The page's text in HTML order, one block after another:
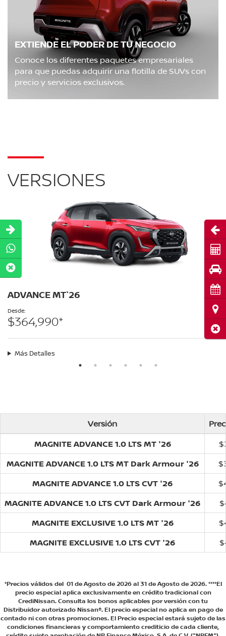
EXTIENDE EL PODER DE TU NEGOCIO
Conoce los diferentes paquetes empresariales
para que puedas adquirir una flotilla de SUVs con
precio y servicios exclusivos.
VERSIONES
ADVANCE MT`26
Desde:
$364,990*
Más Detalles
Versión
MAGNITE ADVANCE 1.0 LTS MT '26
MAGNITE ADVANCE 1.0 LTS MT Dark Armour '26
MAGNITE ADVANCE 1.0 LTS CVT '26
MAGNITE ADVANCE 1.0 LTS CVT Dark Armour '26
MAGNITE EXCLUSIVE 1.0 LTS MT '26
MAGNITE EXCLUSIVE 1.0 LTS CVT '26
*Precios válidos del 01 de Agosto de 2026 al 31 de Agosto de 2026. ****El
precio especial aplica exclusivamente en crédito tradicional con
CrediNissan. Consulta los bonos aplicables por versión con tu
Distribuidor autorizado Nissan®. El precio especial no aplica en pago de
contado ni con otras promociones. El Precio especial estará sujeto de las
condiciones financieras y comportamiento crediticio de cada cliente,